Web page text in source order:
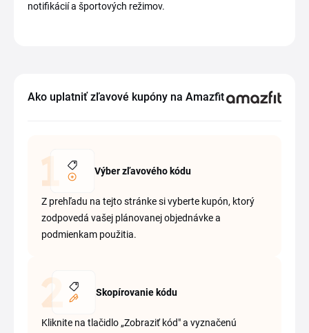
notifikácií a športových režimov.
Ako uplatniť zľavové kupóny na Amazfit
Výber zľavového kódu
Z prehľadu na tejto stránke si vyberte kupón, ktorý
zodpovedá vašej plánovanej objednávke a
podmienkam použitia.
Skopírovanie kódu
Kliknite na tlačidlo „Zobraziť kód" a vyznačenú